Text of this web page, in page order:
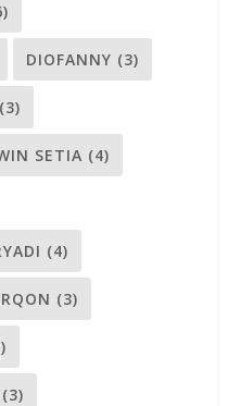
DIOFANNY (3)
(3)
SETIA (4)
(4)
(3)
(3)